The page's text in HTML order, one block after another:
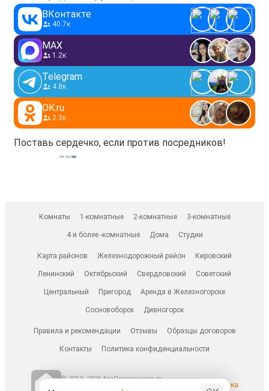
ВКонтакте
40.7к
MAX
1.2к
Telegram
4.8к
OK.ru
2.3к
Поставь сердечко, если против посредников!
Комнаты 1-комнатные 2-комнатные 3-комнатные
4 и более -комнатные Дома Студии
Карта районов Железнодорожный район Кировский
Ленинский Октябрьский Свердловский Советский
Центральный Пригород Аренда в Железногорске
Сосновоборск Дивногорск
Правила и рекомендации Отзывы Образцы договоров
Контакты Политика конфиденциальности
© 2013–2026 БезПосредников.ру